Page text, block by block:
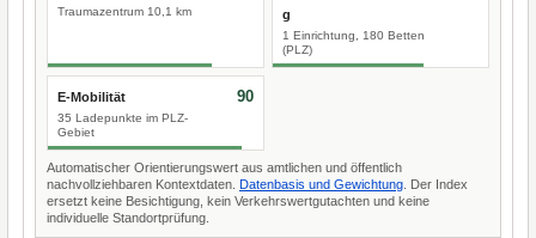
Traumazentrum 10,1 km
g
1 Einrichtung, 180 Betten
(PLZ)
E-Mobilität
35 Ladepunkte im PLZ-
Gebiet
90
Automatischer Orientierungswert aus amtlichen und öffentlich
nachvollziehbaren Kontextdaten. Datenbasis und Gewichtung . Der Index
ersetzt keine Besichtigung, kein Verkehrswertgutachten und keine
individuelle Standortprüfung.